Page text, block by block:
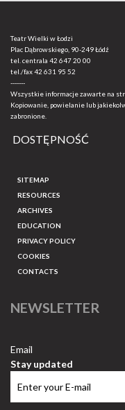
Teatr Wielki w Łodzi
Plac Dąbrowskiego, 90-249 Łódź
tel. centrala 42 647 20 00
tel./fax42 631 95 52
-------
Wszystkie informacje zawarte na
Kopiowanie, powielanie lub
zabronione.
DOSTĘPNOŚĆ
SITEMAP
RESOURCES
ARCHIVES
EDUCATION
PRIVACY POLICY
COOKIES
CONTACTS
NEWSLETTER
Email
Stay updated